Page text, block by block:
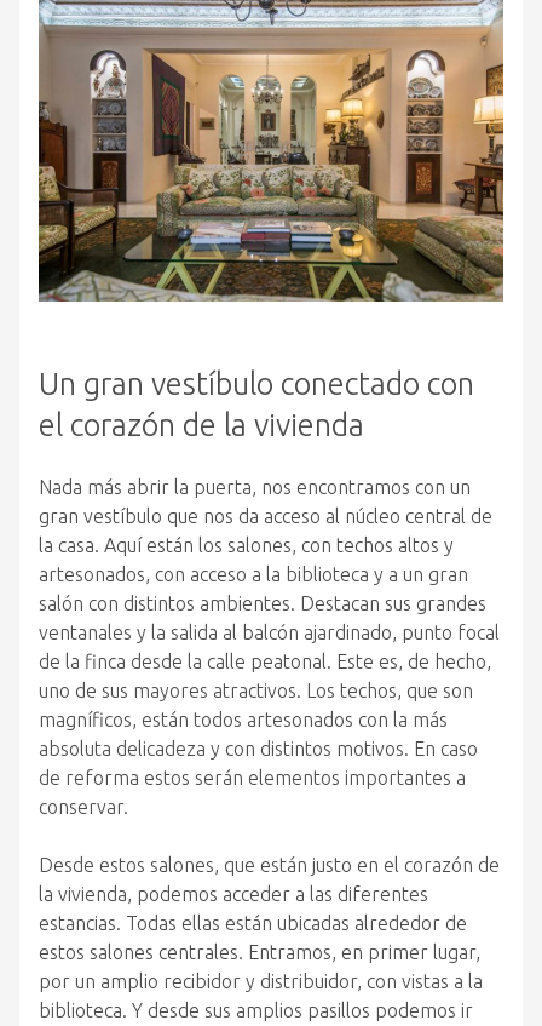
Un gran vestíbulo conectado con
el corazón de la vivienda
Nada más abrir la puerta, nos encontramos con un
gran vestíbulo que nos da acceso al núcleo central de
la casa. Aquí están los salones, con techos altos y
artesonados, con acceso a la biblioteca y a un gran
salón con distintos ambientes. Destacan sus grandes
ventanales y la salida al balcón ajardinado, punto focal
de la finca desde la calle peatonal. Este es, de hecho,
uno de sus mayores atractivos. Los techos, que son
magníficos, están todos artesonados con la más
absoluta delicadeza y con distintos motivos. En caso
de reforma estos serán elementos importantes a
conservar.
Desde estos salones, que están justo en el corazón de
la vivienda, podemos acceder a las diferentes
estancias. Todas ellas están ubicadas alrededor de
estos salones centrales. Entramos, en primer lugar,
por un amplio recibidor y distribuidor, con vistas a la
biblioteca. Y desde sus amplios pasillos podemos ir